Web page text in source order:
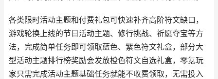
各类限时活动主题和付费礼包可快速补齐高阶符文缺口，
游戏轮换上线的节日活动主题、修行挑战、祈愿夺宝等方
法，完成简单任务即可领取蓝色、紫色符文礼盒，部分大
型活动主题排行榜奖励会发放橙色符文自选礼盒，零氪玩
家只需完成活动主题基础任务就能不收费领取，无需投入